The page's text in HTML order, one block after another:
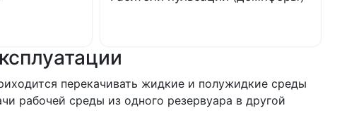
перекачивать жидкие и полужидкие среды
рабочей среды из одного резервуара в другой